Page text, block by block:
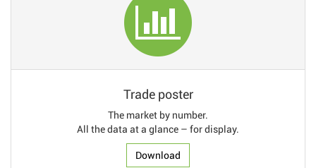
Trade poster
The market by number.
All the data at a glance – for display.
Download